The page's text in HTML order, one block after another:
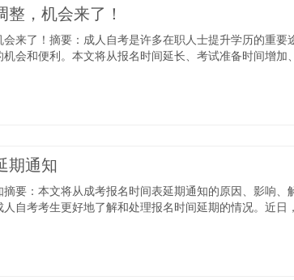
，机会来了！
来了！摘要：成人自考是许多在职人士提升学历的重要
会和便利。本文将从报名时间延长、考试准备时间增加
期通知
要：本文将从成考报名时间表延期通知的原因、影响、
自考考生更好地了解和处理报名时间延期的情况。近日